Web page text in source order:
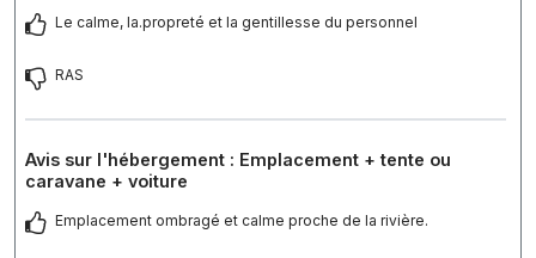
Le calme, la.propreté et la gentillesse du personnel
RAS
Avis sur l'hébergement : Emplacement + tente ou
caravane + voiture
Emplacement ombragé et calme proche de la rivière.